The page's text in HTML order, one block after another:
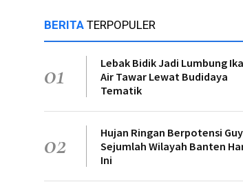
BERITA TERPOPULER
01
Lebak Bidik Jadi Lumbung
Air Tawar Lewat Budidaya
Tematik
02
Hujan Ringan Berpotensi
Sejumlah Wilayah Banten
Ini